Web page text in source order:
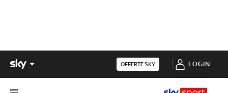
OFFERTE SKY LOGIN